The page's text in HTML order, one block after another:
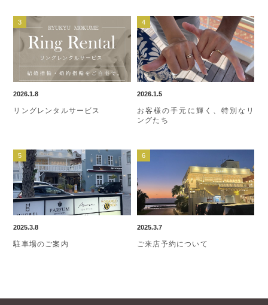
2026.1.8
リングレンタルサービス
2026.1.5
お客様の手元に輝く、特別なリ
ングたち
2025.3.8
駐車場のご案内
2025.3.7
ご来店予約について